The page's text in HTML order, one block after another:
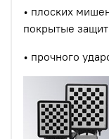
• плоских
покрытые
• прочного